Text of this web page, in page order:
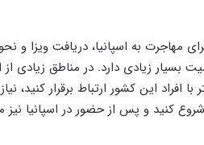
به اسپانیا، دریافت ویزا و
بسیار زیادی دارد. در مناطق زیادی
افراد این کشور ارتباط برقرار کنید،
کنید و پس از حضور در اسپانیا نیز